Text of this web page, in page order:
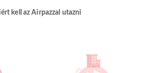
kell az Airpazzal utazni